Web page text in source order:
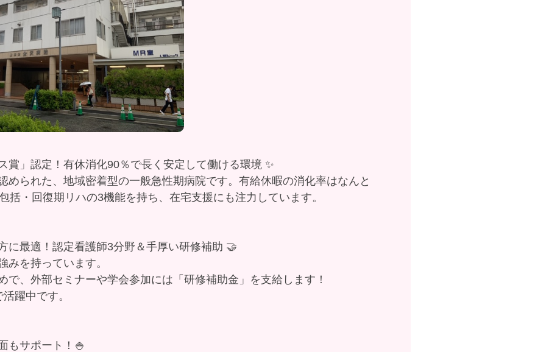
賞」認定！有休消化90％で長く安定して働ける環境 ✨
められた、地域密着型の一般急性期病院です。有給休暇の消化率はなんと
括・回復期リハの3機能を持ち、在宅支援にも注力しています。
に最適！認定看護師3分野＆手厚い研修補助 🤝
みを持っています。
で、外部セミナーや学会参加には「研修補助金」を支給します！
躍中です。
もサポート！🍚